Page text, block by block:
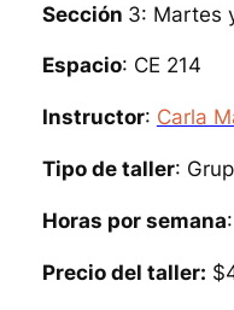
Sección 3: Martes
Espacio: CE 214
Instructor: Carla
Tipo de taller:
Horas por semana
Precio del taller: